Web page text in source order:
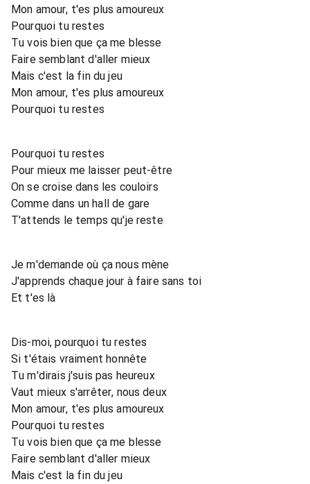
Mon amour, t'es plus amoureux
Pourquoi tu restes
Tu vois bien que ça me blesse
Faire semblant d'aller mieux
Mais c'est la fin du jeu
Mon amour, t'es plus amoureux
Pourquoi tu restes
Pourquoi tu restes
Pour mieux me laisser peut-être
On se croise dans les couloirs
Comme dans un hall de gare
T'attends le temps qu'je reste
Je m'demande où ça nous mène
J'apprends chaque jour à faire sans toi
Et t'es là
Dis-moi, pourquoi tu restes
Si t'étais vraiment honnête
Tu m'dirais j'suis pas heureux
Vaut mieux s'arrêter, nous deux
Mon amour, t'es plus amoureux
Pourquoi tu restes
Tu vois bien que ça me blesse
Faire semblant d'aller mieux
Mais c'est la fin du jeu